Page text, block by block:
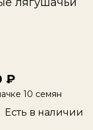
10 семян
Есть в наличии